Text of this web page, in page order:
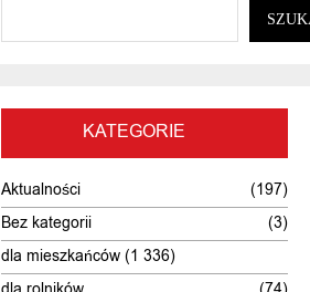
KATEGORIE
Aktualności
(197)
Bez kategorii
(3)
dla mieszkańców (1 336)